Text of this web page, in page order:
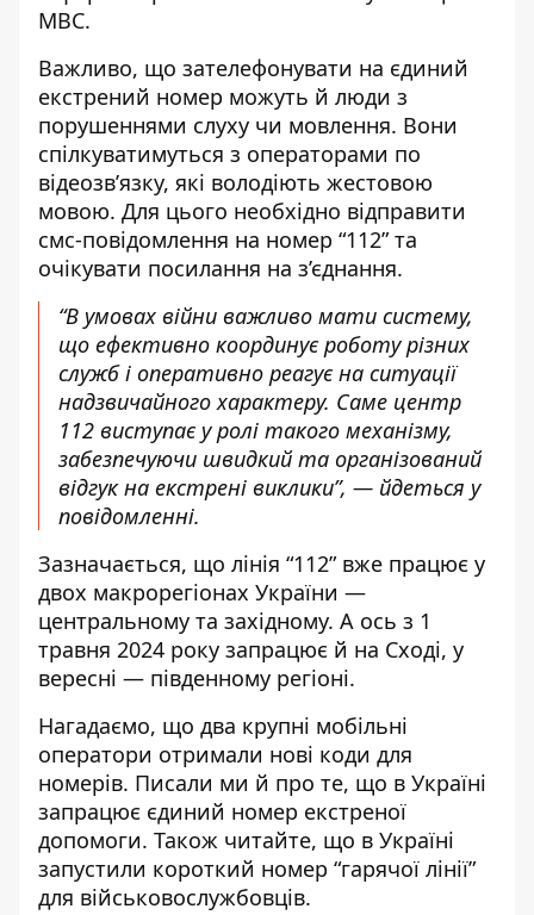
МВС.
Важливо, що зателефонувати на єдиний
екстрений номер можуть й люди з
порушеннями слуху чи мовлення. Вони
спілкуватимуться з операторами по
відеозв’язку, які володіють жестовою
мовою. Для цього необхідно відправити
смс-повідомлення на номер “112” та
очікувати посилання на з’єднання.
“В умовах війни важливо мати систему,
що ефективно координує роботу різних
служб і оперативно реагує на ситуації
надзвичайного характеру. Саме центр
112 виступає у ролі такого механізму,
забезпечуючи швидкий та організований
відгук на екстрені виклики”, — йдеться у
повідомленні.
Зазначається, що лінія “112” вже працює у
двох макрорегіонах України —
центральному та західному. А ось з 1
травня 2024 року запрацює й на Сході, у
вересні — південному регіоні.
Нагадаємо, що два крупні мобільні
оператори отримали нові коди для
номерів. Писали ми й про те, що в Україні
запрацює єдиний номер екстреної
допомоги. Також читайте, що в Україні
запустили короткий номер “гарячої лінії”
для військовослужбовців.